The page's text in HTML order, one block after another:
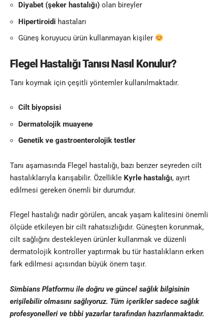
Diyabet (şeker hastalığı) olan bireyler
Hipertiroidi hastaları
Güneş koruyucu ürün kullanmayan kişiler
Flegel HastalığıTanısı Nasıl Konulur?
Tanı koymak için çeşitli yöntemler kullanılmaktadır.
Cilt biyopsisi
Dermatolojik muayene
Genetik ve gastroenterolojik testler
Tanı aşamasında Flegel hastalığı, bazı benzer seyreden cilt
hastalıklarıyla karışabilir. Özellikle Kyrle hastalığı, ayırt
edilmesi gereken önemli bir durumdur.
Flegel hastalığı nadir görülen, ancak yaşam kalitesini önemli
ölçüde etkileyen bir cilt rahatsızlığıdır. Güneşten korunmak,
cilt sağlığını destekleyen ürünler kullanmak ve düzenli
dermatolojik kontroller yaptırmak bu tür hastalıkların erken
fark edilmesi açısından büyük önem taşır.
Simbians Platformu ile doğru ve güncel sağlık bilgisinin
erişilebilir olmasını sağlıyoruz. Tüm içerikler sadece sağlık
profesyonelleri ve tıbbi yazarlar tarafından hazırlanmaktadır.